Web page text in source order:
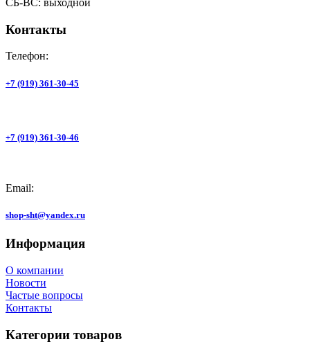
СБ-ВС: выходной
Контакты
Телефон:
+7 (919) 361-30-45
+7 (919) 361-30-46
Email:
shop-sht@yandex.ru
Информация
О компании
Новости
Частые вопросы
Контакты
Категории товаров